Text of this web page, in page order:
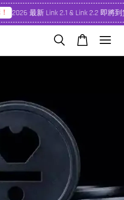
2026 最新 Link 2.1 & Link 2.2 即將到